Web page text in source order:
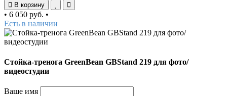
В корзину
• 6 050 руб. •
Есть в наличии
Стойка-тренога GreenBean GBStand 219 для фото/
видеостудии
Ваше имя